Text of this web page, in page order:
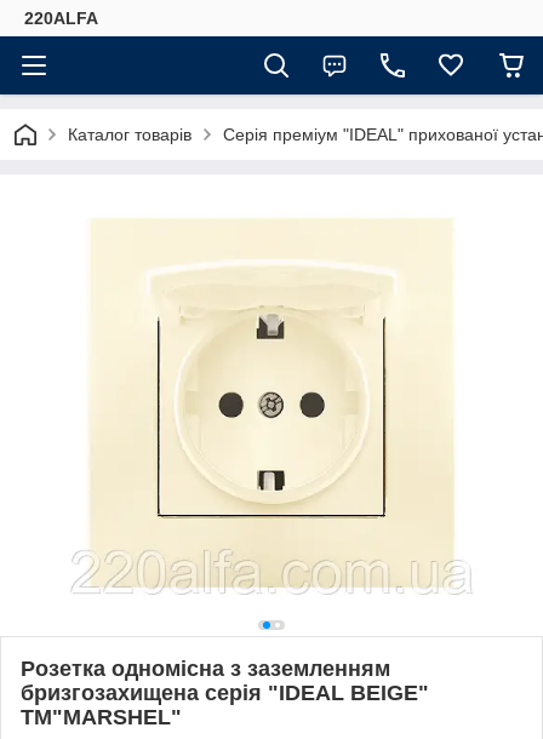
220ALFA
Каталог товарів Серія преміум "IDEAL" прихованої
Розетка одномісна з заземленням
бризгозахищена серія "IDEAL BEIGE"
ТМ"MARSHEL"